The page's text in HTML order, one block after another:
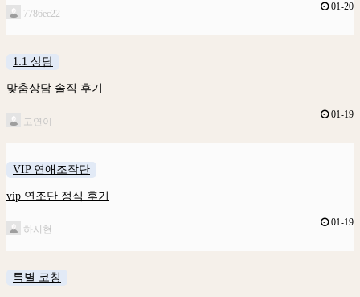
7786ec22
01-20
1:1 상담
맞춤상담 솔직 후기
고연이
01-19
VIP 연애조작단
vip 연조단 정식 후기
하시현
01-19
특별 코칭